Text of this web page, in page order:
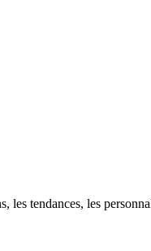
les tendances, les